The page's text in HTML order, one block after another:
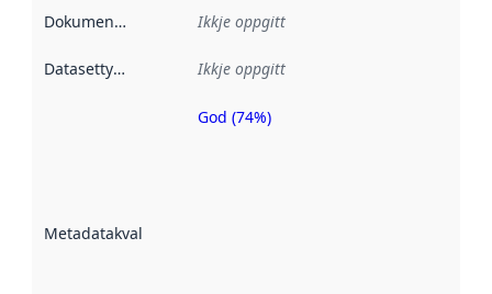
Dokumentasjon Ikkje oppgitt
Datasettype Ikkje oppgitt
Metadatakvalitet
Metadatakvalitet
God (74%)